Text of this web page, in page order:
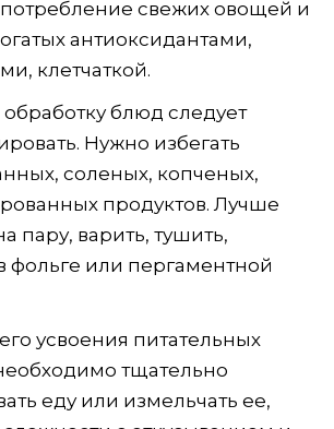
свежих овощей и
антиоксидантами,
клетчаткой.
блюд следует
Нужно избегать
соленых, копченых,
продуктов. Лучше
пару, варить, тушить,
фольге или пергаментной
усвоения питательных
тщательно
еду или измельчать ее,